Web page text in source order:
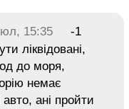
15:35
-1
ліквідовані,
до моря,
немає
ані пройти